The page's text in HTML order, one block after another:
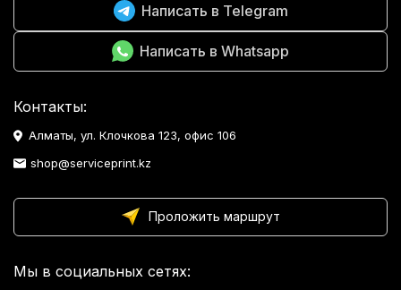
Написать в Telegram
Написать в Whatsapp
Контакты:
Алматы, ул. Клочкова 123, офис 106
shop@serviceprint.kz
Проложить маршрут
Мы в социальных сетях: